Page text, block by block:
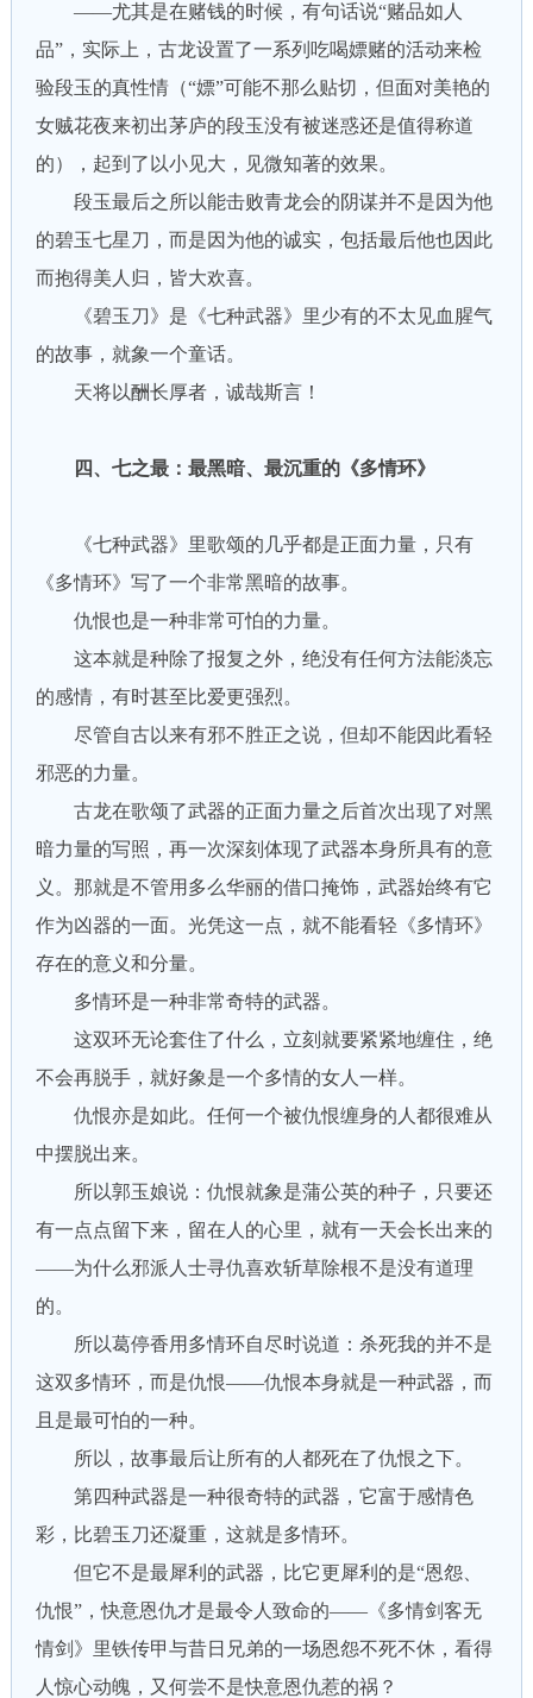
——尤其是在赌钱的时候，有句话说“赌品如人
品”，实际上，古龙设置了一系列吃喝嫖赌的活动来检
验段玉的真性情（“嫖”可能不那么贴切，但面对美艳的
女贼花夜来初出茅庐的段玉没有被迷惑还是值得称道
的），起到了以小见大，见微知著的效果。
段玉最后之所以能击败青龙会的阴谋并不是因为他
的碧玉七星刀，而是因为他的诚实，包括最后他也因此
而抱得美人归，皆大欢喜。
《碧玉刀》是《七种武器》里少有的不太见血腥气
的故事，就象一个童话。
天将以酬长厚者，诚哉斯言！
四、七之最：最黑暗、最沉重的《多情环》
《七种武器》里歌颂的几乎都是正面力量，只有
《多情环》写了一个非常黑暗的故事。
仇恨也是一种非常可怕的力量。
这本就是种除了报复之外，绝没有任何方法能淡忘
的感情，有时甚至比爱更强烈。
尽管自古以来有邪不胜正之说，但却不能因此看轻
邪恶的力量。
古龙在歌颂了武器的正面力量之后首次出现了对黑
暗力量的写照，再一次深刻体现了武器本身所具有的意
义。那就是不管用多么华丽的借口掩饰，武器始终有它
作为凶器的一面。光凭这一点，就不能看轻《多情环》
存在的意义和分量。
多情环是一种非常奇特的武器。
这双环无论套住了什么，立刻就要紧紧地缠住，绝
不会再脱手，就好象是一个多情的女人一样。
仇恨亦是如此。任何一个被仇恨缠身的人都很难从
中摆脱出来。
所以郭玉娘说：仇恨就象是蒲公英的种子，只要还
有一点点留下来，留在人的心里，就有一天会长出来的
——为什么邪派人士寻仇喜欢斩草除根不是没有道理
的。
所以葛停香用多情环自尽时说道：杀死我的并不是
这双多情环，而是仇恨——仇恨本身就是一种武器，而
且是最可怕的一种。
所以，故事最后让所有的人都死在了仇恨之下。
第四种武器是一种很奇特的武器，它富于感情色
彩，比碧玉刀还凝重，这就是多情环。
但它不是最犀利的武器，比它更犀利的是“恩怨、
仇恨”，快意恩仇才是最令人致命的——《多情剑客无
情剑》里铁传甲与昔日兄弟的一场恩怨不死不休，看得
人惊心动魄，又何尝不是快意恩仇惹的祸？